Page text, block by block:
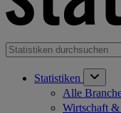
Statistiken
Alle
Wirtschaft